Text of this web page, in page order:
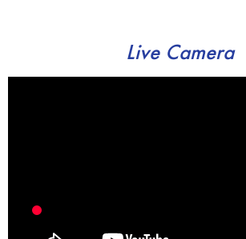
Live Camera